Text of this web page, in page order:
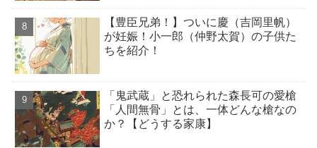
【豊臣兄弟！】ついに慶（吉岡里帆）
が妊娠！小一郎（仲野太賀）の子供た
ちを紹介！
「鬼武蔵」と恐れられた森長可の愛槍
「人間無骨」とは、一体どんな槍なの
か？【どうする家康】